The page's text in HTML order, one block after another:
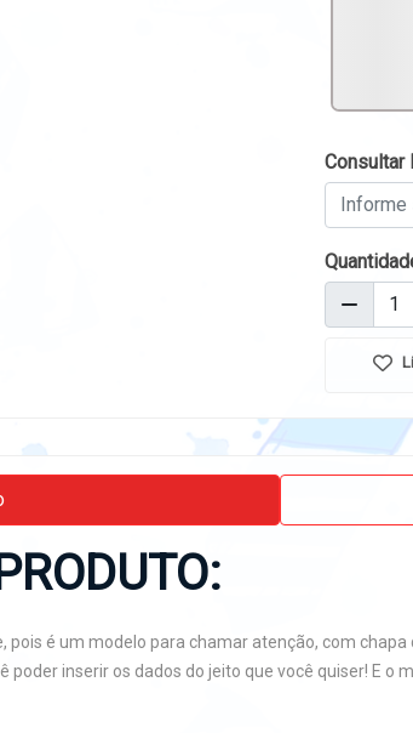
Consultar
pois é um modelo para chamar atenção, com
poder inserir os dados do jeito que você quiser! E o